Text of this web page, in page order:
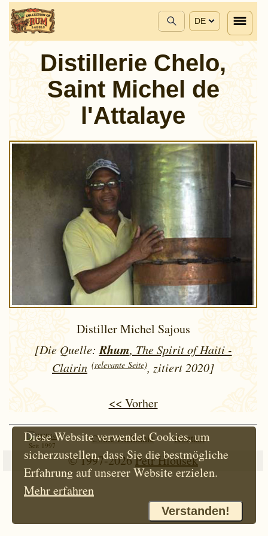
DE
Distillerie Chelo,
Saint Michel de
l'Attalaye
Distiller Michel Sajous
[Die Quelle: Rhum, The Spirit of Haiti -
Clairin (relevante Seite), zitiert 2020]
<< Vorher
Seit 1997
Cokie-Richtlinie Kontakt
© 1997-2026Petr Hloušek
Diese Website verwendet Cookies, um
sicherzustellen, dass Sie die bestmögliche
Erfahrung auf unserer Website erzielen.
Mehr erfahren
Verstanden!